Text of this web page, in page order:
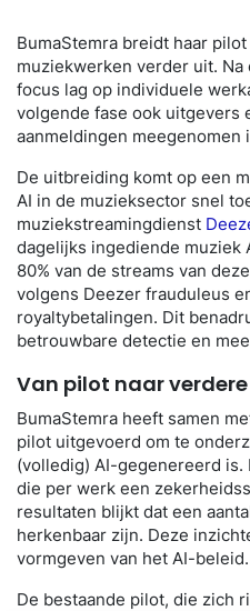
BumaStemra breidt haar
muziekwerken verder uit.
focus lag op individuele
volgende fase ook uitgevers
aanmeldingen meegenomen
De uitbreiding komt op een
AI in de muzieksector snel
muziekstreamingdienst
dagelijks ingediende muziek
80% van de streams van
volgens Deezer frauduleus
royaltybetalingen. Dit
betrouwbare detectie en
Van pilot naar
BumaStemra heeft samen
pilot uitgevoerd om te
(volledig) AI-gegenereerd
die per werk een
resultaten blijkt dat een
herkenbaar zijn. Deze
vormgeven van het AI-beleid.
De bestaande pilot, die zich